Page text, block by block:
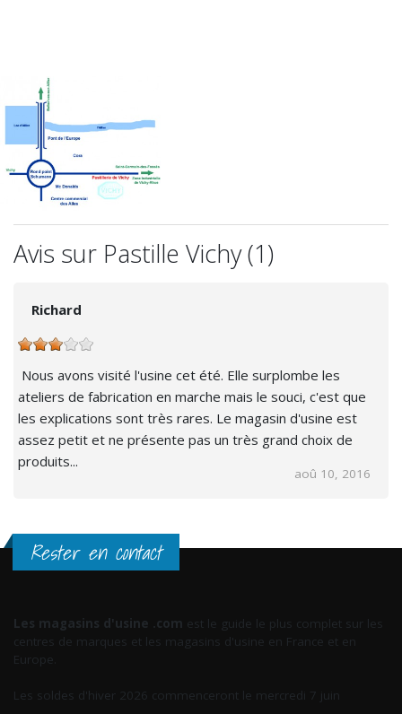
Avis sur Pastille Vichy (1)
Richard
Nous avons visité l'usine cet été. Elle surplombe les
ateliers de fabrication en marche mais le souci, c'est que
les explications sont très rares. Le magasin d'usine est
assez petit et ne présente pas un très grand choix de
produits...
aoû 10, 2016
Rester en contact
Les magasins d'usine .com est le guide le plus complet sur les
centres de marques et les magasins d'usine en France et en
Europe.
Les soldes d'hiver 2026 commenceront le mercredi 7 juin